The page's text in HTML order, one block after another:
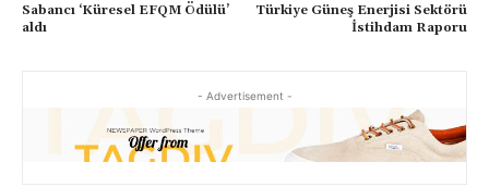
Sabancı ‘Küresel EFQM Ödülü’
aldı
Türkiye Güneş Enerjisi Sektörü
İstihdam Raporu
- Advertisement -